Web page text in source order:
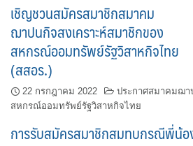
เชิญชวนสมัครสมาชิกสมาคม
ฌาปนกิจสงเคราะห์สมาชิกของ
สหกรณ์ออมทรัพย์รัฐวิสาหกิจไทย
(สสอร.)
22 กรกฎาคม 2022
ประกาศสมาคมฌา
สหกรณ์ออมทรัพย์รัฐวิสาหกิจไทย
การรับสมัครสมาชิกสมทบกรณีพี่น้อ